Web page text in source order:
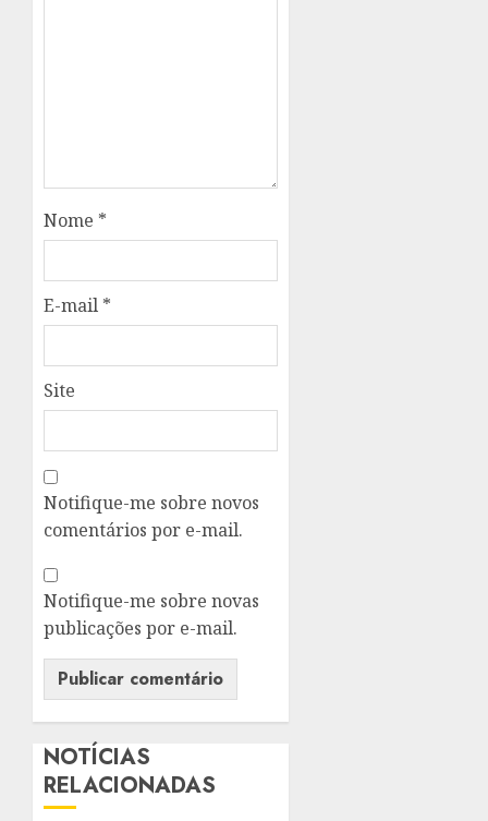
Nome *
E-mail *
Site
Notifique-me sobre novos
comentários por e-mail.
Notifique-me sobre novas
publicações por e-mail.
NOTÍCIAS
RELACIONADAS